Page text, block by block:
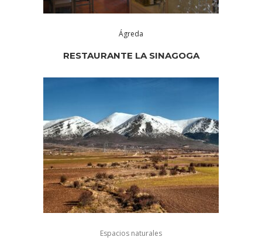
Ágreda
RESTAURANTE LA SINAGOGA
Espacios naturales